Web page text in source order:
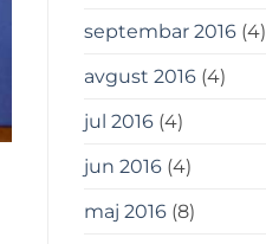
septembar 2016(4)
avgust 2016(4)
jul 2016(4)
jun 2016(4)
maj 2016(8)